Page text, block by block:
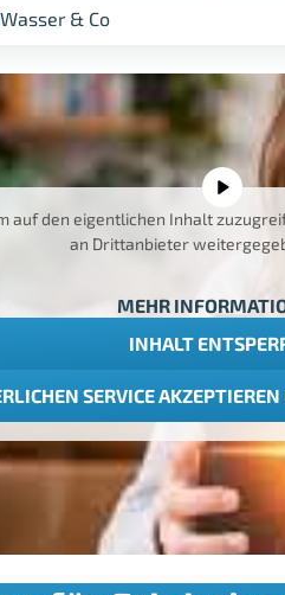
Wasser & Co
auf den eigentlichen Inhalt
an Drittanbieter
MEHR
INHALT
SERVICE